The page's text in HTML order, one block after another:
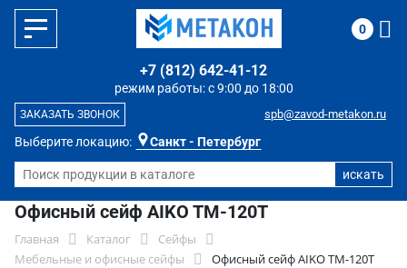
Выберите локацию: Санкт - Петербург
режим работы: с 9:00 до 18:00
+7 (812) 642-41-12
spb@zavod-metakon.ru
ЗАКАЗАТЬ ЗВОНОК
0
Офисный сейф AIKO TM-120T
Главная Каталог
Сейфы
Мебельные и офисные сейфы
Офисный сейф AIKO TM-120T